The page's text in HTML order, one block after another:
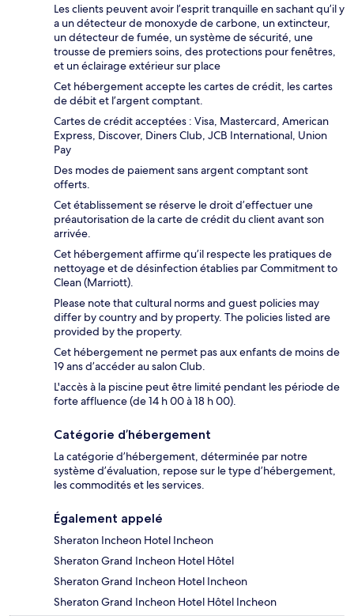
Les clients peuvent avoir l’esprit tranquille en sachant qu’il y
a un détecteur de monoxyde de carbone, un extincteur,
un détecteur de fumée, un système de sécurité, une
trousse de premiers soins, des protections pour fenêtres,
et un éclairage extérieur sur place
Cet hébergement accepte les cartes de crédit, les cartes
de débit et l’argent comptant.
Cartes de crédit acceptées : Visa, Mastercard, American
Express, Discover, Diners Club, JCB International, Union
Pay
Des modes de paiement sans argent comptant sont
offerts.
Cet établissement se réserve le droit d’effectuer une
préautorisation de la carte de crédit du client avant son
arrivée.
Cet hébergement affirme qu’il respecte les pratiques de
nettoyage et de désinfection établies par Commitment to
Clean (Marriott).
Please note that cultural norms and guest policies may
differ by country and by property. The policies listed are
provided by the property.
Cet hébergement ne permet pas aux enfants de moins de
19 ans d’accéder au salon Club.
L'accès à la piscine peut être limité pendant les période de
forte affluence (de 14 h 00 à 18 h 00).
Catégorie d’hébergement
La catégorie d’hébergement, déterminée par notre
système d’évaluation, repose sur le type d’hébergement,
les commodités et les services.
Également appelé
Sheraton Incheon Hotel Incheon
Sheraton Grand Incheon Hotel Hôtel
Sheraton Grand Incheon Hotel Incheon
Sheraton Grand Incheon Hotel Hôtel Incheon